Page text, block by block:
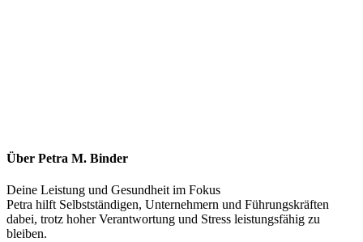
Über Petra M. Binder
Deine Leistung und Gesundheit im Fokus
Petra hilft Selbstständigen, Unternehmern und Führungskräften
dabei, trotz hoher Verantwortung und Stress leistungsfähig zu
bleiben.